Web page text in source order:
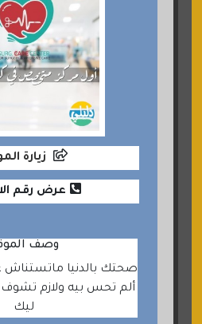
زيارة
عرض رقم
وصف
صحتك بالدنيا ماتستناش
ألم تحس بيه ولازم تشوف
ليك